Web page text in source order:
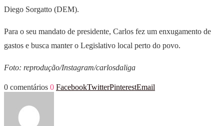
Diego Sorgatto (DEM).
Para o seu mandato de presidente, Carlos fez um enxugamento de
gastos e busca manter o Legislativo local perto do povo.
Foto: reprodução/Instagram/carlosdaliga
0 comentários 0 FacebookTwitterPinterestEmail